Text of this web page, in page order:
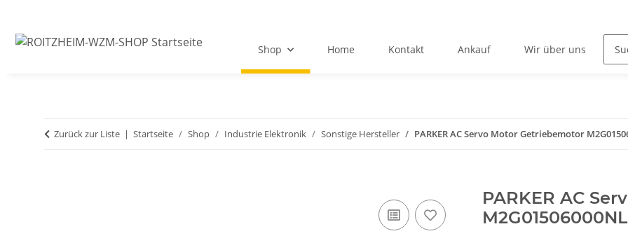
Shop Home Kontakt Ankauf Wir über uns
Zurück zur Liste Startseite Shop Industrie Elektronik Sonstige Hersteller PARKER AC Servo Motor Getriebemotor
PARKER AC